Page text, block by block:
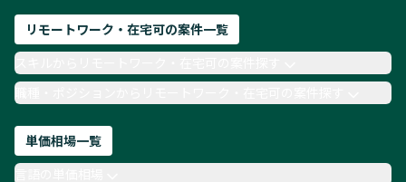
リモートワーク・在宅可の案件一覧
職種・ポジションからリモートワーク・在宅可の案件探す
単価相場一覧